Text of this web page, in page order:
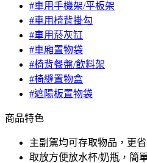
#車用手機架/平板架
#車用椅背掛勾
#車用菸灰缸
#車廂置物袋
#椅背餐盤/飲料架
#椅縫置物盒
#遮陽板置物袋
商品特色
主副駕均可存取物品，更
取放方便放水杯/奶瓶，簡